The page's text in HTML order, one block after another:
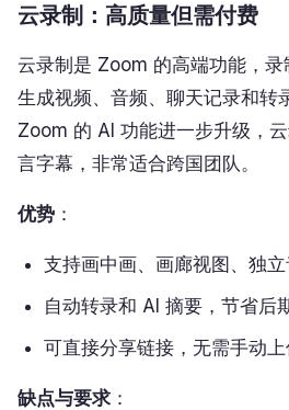
云录制：高质量但需付费
云录制是 Zoom 的高端功能，
生成视频、音频、聊天记录和
Zoom 的 AI 功能进一步升级，
言字幕，非常适合跨国团队。
优势 ：
支持画中画、画廊视图、独
自动转录和 AI 摘要，节省后
可直接分享链接，无需手动
缺点与要求 ：